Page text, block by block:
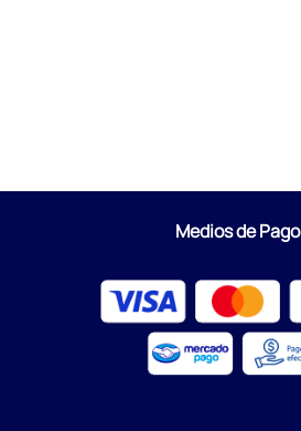
Medios de Pago